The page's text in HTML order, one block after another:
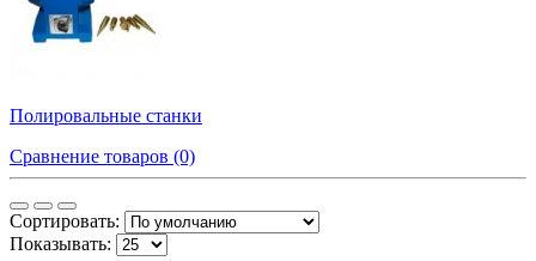
Полировальные станки
Сравнение товаров (0)
Сортировать:
Показывать: